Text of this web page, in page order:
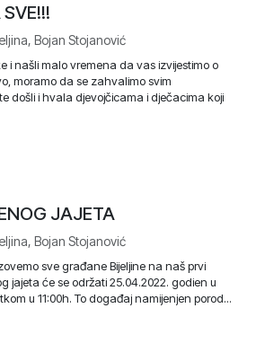
Bojan Stojanović
i našli malo vremena da vas izvijestimo o
moramo da se zahvalimo svim
došli i hvala djevojčicama i dječacima koji
JAJETA
Bojan Stojanović
sve građane Bijeljine na naš prvi
jajeta će se održati 25.04.2022. godien u
u 11:00h. To događaj namijenjen porod...